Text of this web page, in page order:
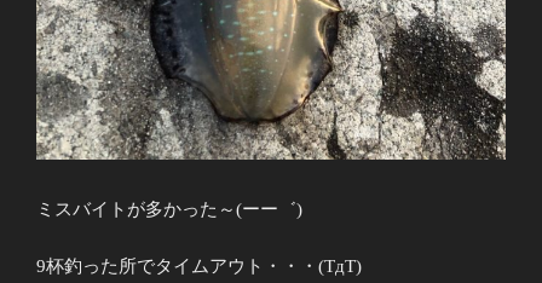
ミスバイトが多かった～(ーー゛)
9杯釣った所でタイムアウト・・・(TдT)